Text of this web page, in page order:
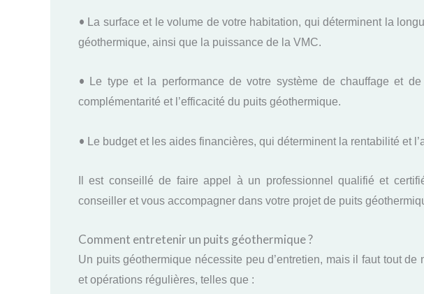
• La surface et le volume de votre habitation, qui déterminent la
géothermique, ainsi que la puissance de la VMC.
•
Le type et la performance de votre système de chauffage et
complémentarité et l’efficacité du puits géothermique.
• Le budget et les aides financières, qui déterminent la rentabilité et
Il est conseillé de faire appel à un professionnel qualifié et
conseiller et vous accompagner dans votre projet de puits
Comment entretenir un puits géothermique ?
Un puits géothermique nécessite peu d’entretien, mais il faut tout
et opérations régulières, telles que :